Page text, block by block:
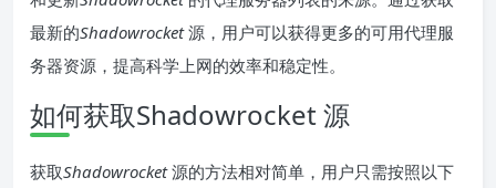
最新的Shadowrocket源，用户可以获得更多的可用代理服
务器资源，提高科学上网的效率和稳定性。
如何获取Shadowrocket 源
获取Shadowrocket源的方法相对简单，用户只需按照以下